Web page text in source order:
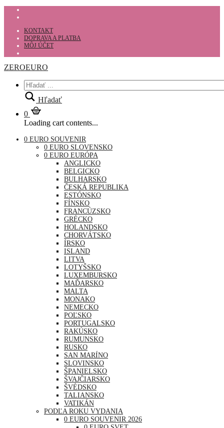
KONTAKT
DOPRAVA A PLATBA
MÔJ ÚČET
ZEROEURO
Hľadať
0
Loading cart contents...
0 EURO SOUVENIR
0 EURO SLOVENSKO
0 EURO EURÓPA
ANGLICKO
BELGICKO
BULHARSKO
ČESKÁ REPUBLIKA
ESTÓNSKO
FÍNSKO
FRANCÚZSKO
GRÉCKO
HOLANDSKO
CHORVÁTSKO
ÍRSKO
ISLAND
LITVA
LOTYŠSKO
LUXEMBURSKO
MAĎARSKO
MALTA
MONAKO
NEMECKO
POĽSKO
PORTUGALSKO
RAKÚSKO
RUMUNSKO
RUSKO
SAN MARÍNO
SLOVINSKO
ŠPANIELSKO
ŠVAJČIARSKO
ŠVÉDSKO
TALIANSKO
VATIKÁN
PODĽA ROKU VYDANIA
0 EURO SOUVENIR 2026